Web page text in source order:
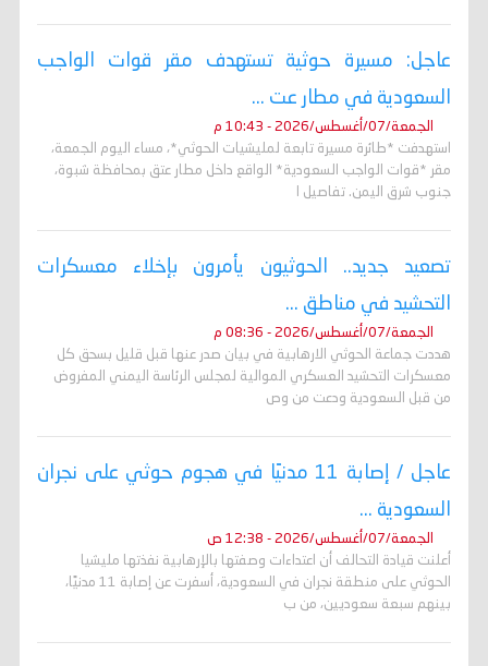
عاجل: مسيرة حوثية تستهدف مقر قوات الواجب
السعودية في مطار عت ...
الجمعة/07/أغسطس/2026 - 10:43 م
استهدفت *طائرة مسيرة تابعة لمليشيات الحوثي*، مساء اليوم الجمعة،
مقر *قوات الواجب السعودية* الواقع داخل مطار عتق بمحافظة شبوة،
جنوب شرق اليمن. تفاصيل ا
تصعيد جديد.. الحوثيون يأمرون بإخلاء معسكرات
التحشيد في مناطق ...
الجمعة/07/أغسطس/2026 - 08:36 م
هددت جماعة الحوثي الارهابية في بيان صدر عنها قبل قليل بسحق كل
معسكرات التحشيد العسكري الموالية لمجلس الرئاسة اليمني المفروض
من قبل السعودية ودعت من وص
عاجل / إصابة 11 مدنيًا في هجوم حوثي على نجران
السعودية ...
الجمعة/07/أغسطس/2026 - 12:38 ص
أعلنت قيادة التحالف أن اعتداءات وصفتها بالإرهابية نفذتها مليشيا
الحوثي على منطقة نجران في السعودية، أسفرت عن إصابة 11 مدنيًا،
بينهم سبعة سعوديين، من ب